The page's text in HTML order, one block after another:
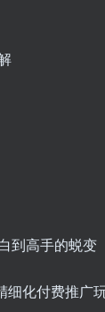
到高手的蜕变
细化付费推广